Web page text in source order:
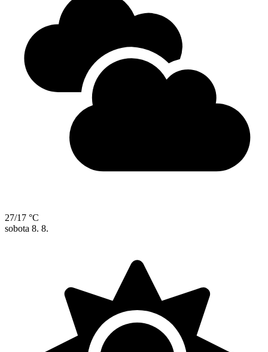
27/17 °C
sobota 8. 8.